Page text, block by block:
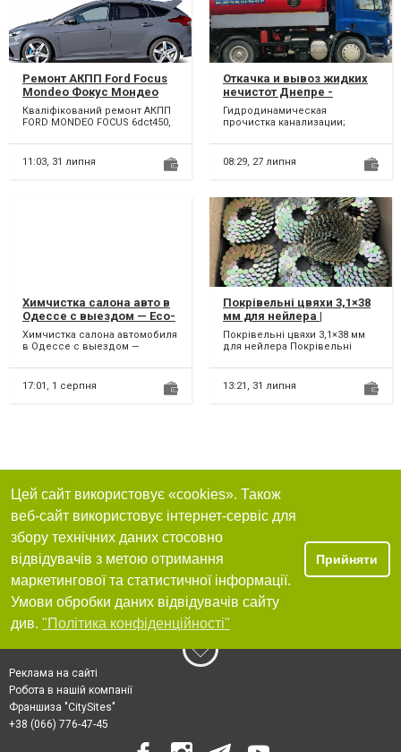
Ремонт АКПП Ford Focus
Mondeo Фокус Мондео
MPS DPS # FV4R-7000-AB #
1681757, 2246368, 1684808,
1746065
Кваліфікований ремонт АКПП
FORD MONDEO FOCUS 6dct450,
бюджетний ремонт АКПП...
11:03, 31 липня
Откачка и вывоз жидких
нечистот Днепре -
быстро и недорого
Гидродинамическая
прочистка канализации;
канализации; Выкачка жидких
нечист...
08:29, 27 липня
Химчистка салона авто в
Одессе с выездом — Eco-
Sofa
Химчистка салона автомобиля
в Одессе с выездом —
чистим на месте, никуда е...
17:01, 1 серпня
Покрівельні цвяхи 3,1×38
мм для нейлера |
Оцинковані єршовані
цвяхи
Покрівельні цвяхи 3,1×38 мм
для нейлера Покрівельні
черепиці, OSB та фан...
13:21, 31 липня
Цей сайт використовує «cookies». Також
веб-сайт використовує інтернет-сервіс для
збору технічних даних стосовно
відвідувачів з метою отримання
маркетингової та статистичної інформації.
Умови обробки даних відвідувачів сайту
див. "Політика конфіденційності"
Прийняти
Реклама на сайті
Робота в нашій компанії
Франшиза "CitySites"
+38 (066) 776-47-45